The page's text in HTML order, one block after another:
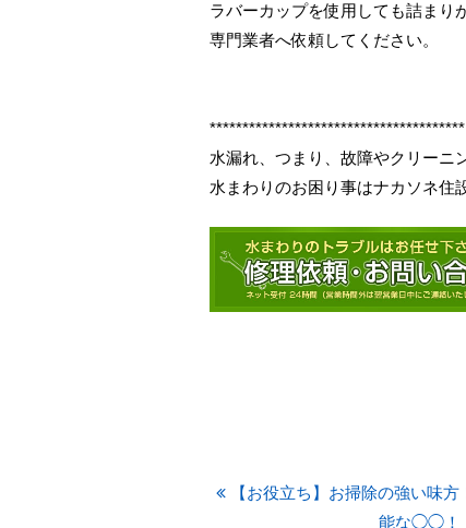
ラバーカップを使用しても詰まり
専門業者へ依頼してください。
***************************************
水漏れ、つまり、故障やクリーニ
水まわりのお困り事はナカソネ住
【お役立ち】お掃除の強い味
能な◯◯！